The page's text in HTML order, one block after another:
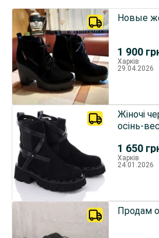
1 900
Новые
Харків
29.04.2026
1 650
Жіночі
осінь-
Харків
24.01.2026
Продам